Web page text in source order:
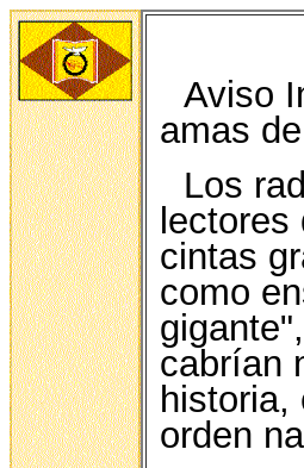
Aviso
amas
Los
cintas
como
cabrían
orden